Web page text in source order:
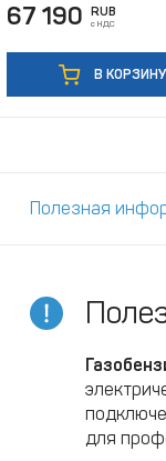
67 190 RUB
с НДС
В КОРЗИНУ
Полезная
для